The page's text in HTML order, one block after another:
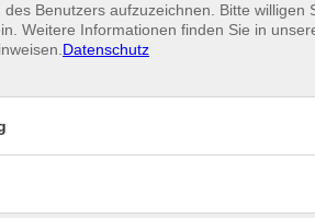
entwickelt wurde, setzt am
und Selbstständigkeit, eine bessere
kennen: Die verbale
Wahrnehmung, der Merkfähigkeit und
einen ersten Einblick in die
zu Hause bereit.
des Benutzers aufzuzeichnen. Bitte willigen
Weitere Informationen finden Sie in
Datenschutz